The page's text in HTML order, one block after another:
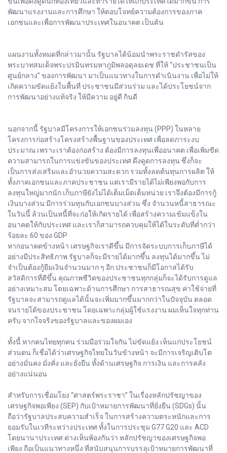
พัฒนาแรงงานและการศึกษา ให้ตอบโจทย์ความต้องการของภาค
เอกชนและเพื่อการพัฒนาประเทศในอนาคต เป็นต้น
แผนงานทั้งหมดที่กล่าวมานั้น รัฐบาลได้น้อมนำพระราชดำรัสของ
พระบาทสมเด็จพระปรมินทรมหาภูมิพลอดุลยเดช ที่ให้ “ประชาชนเป็น
ศูนย์กลาง” ของการพัฒนา มาเป็นแนวทางในการดำเนินงาน เพื่อไม่ให้
เกิดความขัดแย้งในพื้นที่ ประชาชนมีส่วนร่วม และได้ประโยชน์จาก
การพัฒนาอย่างแท้จริง ให้มีความ อยู่ดี กินดี
นอกจากนี้ รัฐบาลมีโครงการให้เอกชนร่วมลงทุน (PPP) ในหลาย
โครงการก่อสร้างโครงสร้างพื้นฐานของประเทศ เพื่อลดภาระงบ
ประมาณ เพราะเราต้องก่อสร้าง ต้องมีการลงทุนเพื่ออนาคต เพื่อเพิ่มขีด
ความสามารถในการแข่งขันของประเทศ ดึงดูดการลงทุน ซึ่งก็จะ
เป็นการส่งเสริมและอำนวยความสะดวก รวมทั้งลดต้นทุนการผลิต ให้
ทั้งภาคเอกชนและภาคประชาชน แต่เรามีรายได้ไม่เพียงพอกับการ
ลงทุนใหญ่มากนัก เก็บภาษียังไม่ได้เต็มเม็ดเต็มหน่วย เราจึงต้องมีการกู้
เงินบางส่วน มีการร่วมทุนกับเอกชนบางส่วน ซึ่ง จำนวนหนี้สาธารณะ
ในวันนี้ ล้วนเป็นหนี้ที่จะก่อให้เกิดรายได้ เพื่อสร้างความเข้มแข็งใน
อนาคตให้กับประเทศ และเราก็สามารถควบคุมให้ได้ในระดับที่ต่ำกว่า
ร้อยละ 60 ของ GDP
หากอนาคตข้างหน้า เศรษฐกิจเราดีขึ้น มีการจัดระบบการเก็บภาษีได้
อย่างมีประสิทธิภาพ รัฐบาลก็จะมีรายได้มากขึ้น ลงทุนได้มากขึ้น ไม่
จำเป็นต้องกู้ยืมเงินจำนวนมาก ๆ อีก ประชาชนก็มีโอกาสได้รับ
สวัสดิการที่ดีขึ้น คุณภาพชีวิตของประชาชนทุกกลุ่มก็จะได้รับการดูแล
อย่างเหมาะสม โดยเฉพาะด้านการศึกษา การสาธารณสุข ค่าใช้จ่ายที่
รัฐบาลจะสามารถดูแลได้นั้นจะเพิ่มมากขึ้นมากกว่าในปัจจุบัน ตลอด
จนรายได้ของประชาชน โดยเฉพาะกลุ่มผู้ใช้แรงงาน ผมเห็นใจทุกท่าน
ครับ จากใจจริงของรัฐบาลและของผมเอง
ทั้งนี้ หากคนไทยทุกคน ร่วมมือร่วมใจกัน ไม่ขัดแย้ง เห็นแก่ประโยชน์
ส่วนตน ก็เชื่อได้ว่าเศรษฐกิจไทยในวันข้างหน้า จะมีการเจริญเติบโต
อย่างมั่นคง มั่งคั่ง และยั่งยืน ทั้งด้านเศรษฐกิจ การเงิน และการคลัง
อย่างแน่นอน
สำหรับการเชื่อมโยง “ศาสตร์พระราชา” ในเรื่องหลักปรัชญาของ
เศรษฐกิจพอเพียง (SEP) กับเป้าหมายการพัฒนาที่ยั่งยืน (SDGs) นั้น
ถือว่ารัฐบาลประสบความสำเร็จ ในการสร้างความตระหนักและการ
ยอมรับในเวทีระหว่างประเทศ ทั้งในการประชุม G77 G20 และ ACD
โดยนานาประเทศ ต่างเห็นพ้องกันว่า หลักปรัชญาของเศรษฐกิจพอ
เพียง ถือเป็นแนวทางหนึ่ง ที่สนับสนุนการบรรลุเป้าหมายการพัฒนาที่